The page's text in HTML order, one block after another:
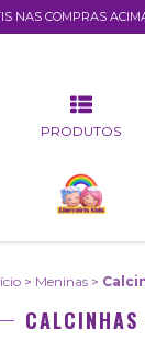
NAS COMPRAS
PRODUTOS
> Meninas >
CALCINHAS